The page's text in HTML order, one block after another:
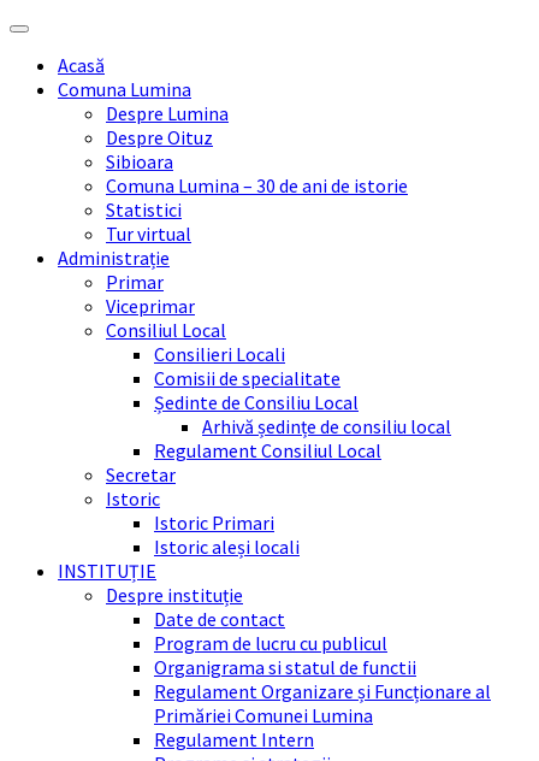
Skip
content
Skip
sidebar
Skip
right
sidebar
Skip
footerAcasă
Comuna Lumina
Despre Lumina
Despre Oituz
Sibioara
Comuna Lumina – 30 de ani de istorie
Statistici
Tur virtual
Administrație
Primar
Viceprimar
Consiliul Local
Consilieri Locali
Comisii de specialitate
Ședinte de Consiliu Local
Arhivă ședințe de consiliu local
Regulament Consiliul Local
Secretar
Istoric
Istoric Primari
Istoric aleși locali
INSTITUȚIE
Despre instituție
Date de contact
Program de lucru cu publicul
Organigrama si statul de functii
Regulament Organizare și Funcționare al
Primăriei Comunei Lumina
Regulament Intern